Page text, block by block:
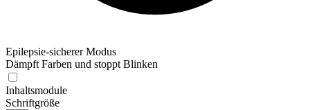
Epilepsie-sicherer Modus
Dämpft Farben und stoppt Blinken
Inhaltsmodule
Schriftgröße